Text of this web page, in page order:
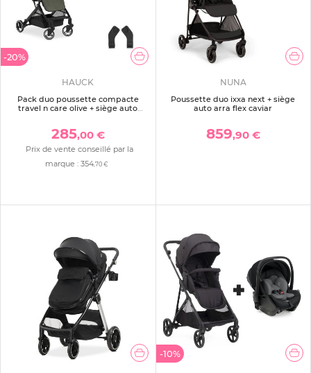
-20%
HAUCK
Pack duo poussette compacte
travel n care olive + siège auto
285,00 €
Prix de vente conseillé par la
marque : 354,70 €
NUNA
Poussette duo ixxa next + siège
auto arra flex caviar
859,90 €
-10%